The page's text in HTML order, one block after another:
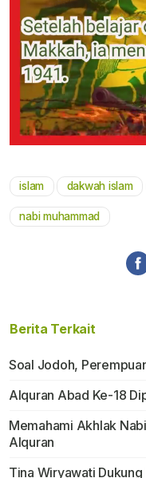
islam dakwah islam
nabi muhammad
Berita Terkait
Soal Jodoh,
Alquran Abad Ke-18
Memahami Akhlak
Alquran
Tina Wiryawati